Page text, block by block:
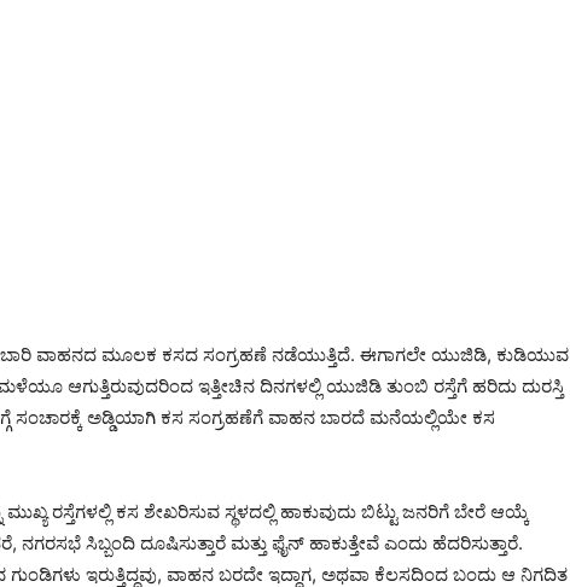
ಬಾರಿ ವಾಹನದ ಮೂಲಕ ಕಸದ ಸಂಗ್ರಹಣೆ ನಡೆಯುತ್ತಿದೆ. ಈಗಾಗಲೇ ಯುಜಿಡಿ, ಕುಡಿಯುವ
ಆಗುತ್ತಿರುವುದರಿಂದ ಇತ್ತೀಚಿನ ದಿನಗಳಲ್ಲಿ ಯುಜಿಡಿ ತುಂಬಿ ರಸ್ತೆಗೆ ಹರಿದು ದುರಸ್ತಿ
ಸಂಚಾರಕ್ಕೆ ಅಡ್ಡಿಯಾಗಿ ಕಸ ಸಂಗ್ರಹಣೆಗೆ ವಾಹನ ಬಾರದೆ ಮನೆಯಲ್ಲಿಯೇ ಕಸ
ರಸ್ತೆಗಳಲ್ಲಿ ಕಸ ಶೇಖರಿಸುವ ಸ್ಥಳದಲ್ಲಿ ಹಾಕುವುದು ಬಿಟ್ಟು ಜನರಿಗೆ ಬೇರೆ ಆಯ್ಕೆ
ಸಿಬ್ಬಂದಿ ದೂಷಿಸುತ್ತಾರೆ ಮತ್ತು ಫೈನ್ ಹಾಕುತ್ತೇವೆ ಎಂದು ಹೆದರಿಸುತ್ತಾರೆ.
ಇರುತ್ತಿದ್ದವು, ವಾಹನ ಬರದೇ ಇದ್ದಾಗ, ಅಥವಾ ಕೆಲಸದಿಂದ ಬಂದು ಆ ನಿಗದಿತ